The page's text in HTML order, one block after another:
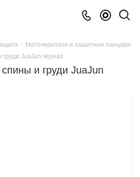
- Моточерепахи и защитные панцири
JuaJun черная
и груди JuaJun